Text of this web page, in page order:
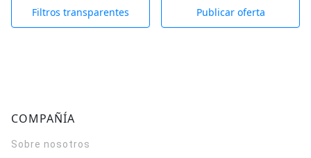
Filtros transparentes Publicar oferta
COMPAÑÍA
Sobre nosotros